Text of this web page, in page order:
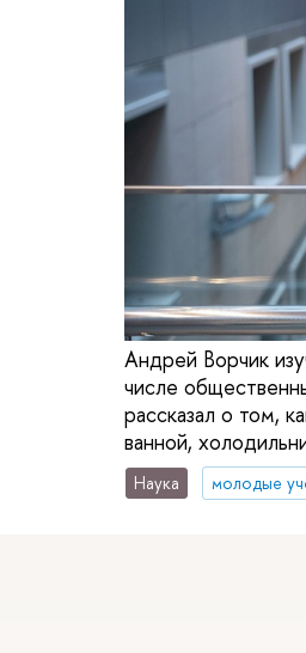
Андрей Ворчик
числе
рассказал о том,
ванной,
Наука молодые